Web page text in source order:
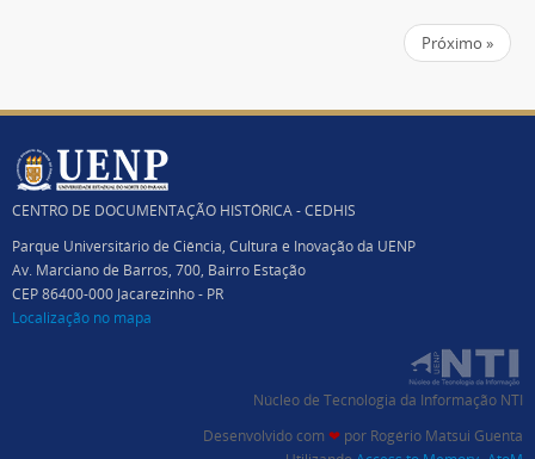
Próximo »
CENTRO DE DOCUMENTAÇÃO HISTÓRICA - CEDHIS
Parque Universitário de Ciência, Cultura e Inovação da UENP
Av. Marciano de Barros, 700, Bairro Estação
CEP 86400-000 Jacarezinho - PR
Localização no mapa
Núcleo de Tecnologia da Informação NTI
Desenvolvido com ❤ por Rogério Matsui Guenta